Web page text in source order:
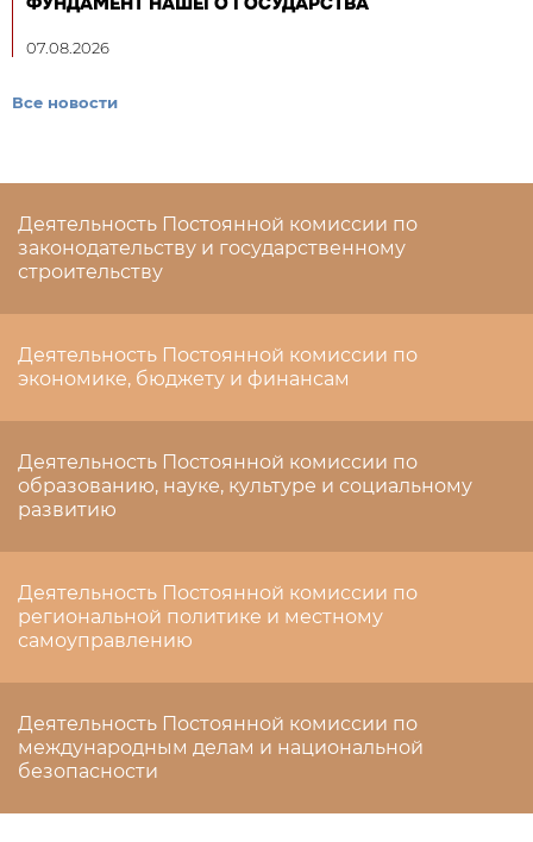
07.08.2026
Все новости
Деятельность Постоянной комиссии по
законодательству и государственному
строительству
Деятельность Постоянной комиссии по
экономике, бюджету и финансам
Деятельность Постоянной комиссии по
образованию, науке, культуре и социальному
развитию
Деятельность Постоянной комиссии по
региональной политике и местному
самоуправлению
Деятельность Постоянной комиссии по
международным делам и национальной
безопасности